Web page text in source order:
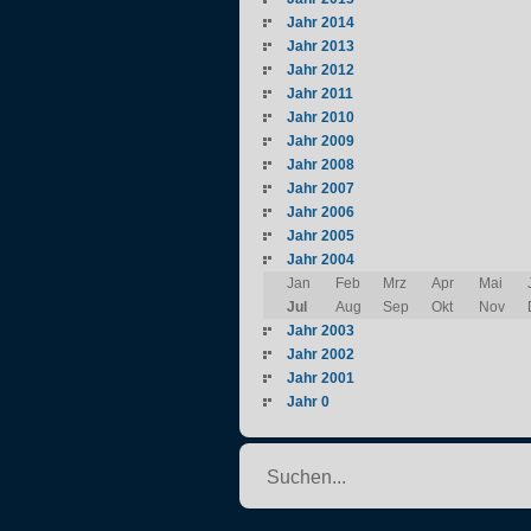
Jahr 2014
Jahr 2013
Jahr 2012
Jahr 2011
Jahr 2010
Jahr 2009
Jahr 2008
Jahr 2007
Jahr 2006
Jahr 2005
Jahr 2004
Jan
Feb Mrz Apr Mai
Jul
Aug Sep Okt Nov
Jahr 2003
Jahr 2002
Jahr 2001
Jahr 0